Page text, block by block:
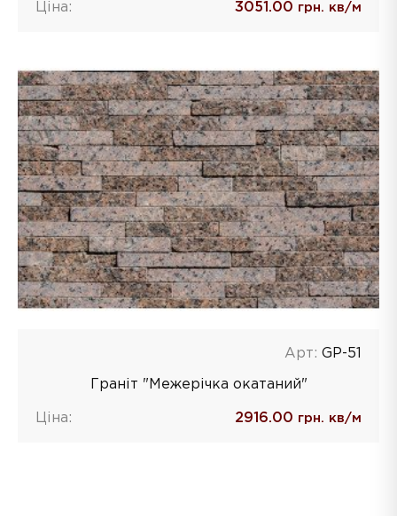
Ціна: 3051.00 грн. кв/м
Арт: GP-51
Граніт "Межерічка окатаний"
Ціна: 2916.00 грн. кв/м